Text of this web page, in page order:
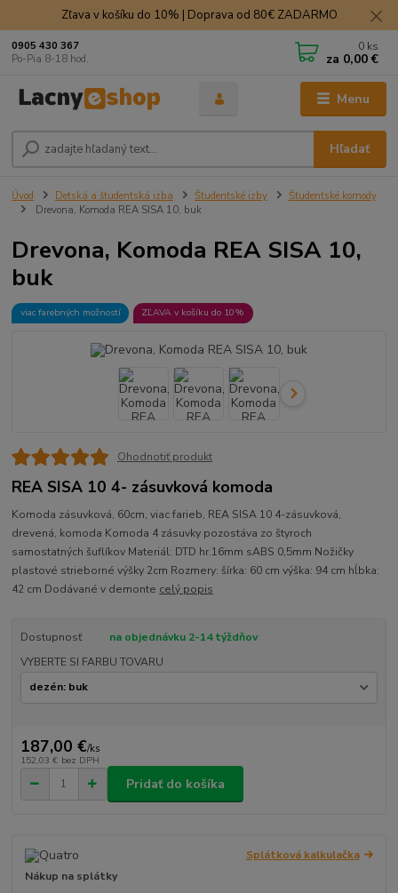
Zľava v košíku do 10% | Doprava od 80€ ZADARMO
Menu
Hľadať
0905 430 367
Po-Pia 8-18 hod.
0 ks
za 0,00 €
Úvod Detská a študentská izba Študentské izby
Študentské komody
Drevona, Komoda REA SISA 10, buk
Drevona, Komoda REA SISA 10,
buk
viac farebných možností ZĽAVA v košíku do 10%
Ohodnotiť produkt
REA SISA 10 4- zásuvková komoda
Komoda zásuvková, 60cm, viac farieb, REA SISA 10 4-zásuvková,
drevená, komoda Komoda 4 zásuvky pozostáva zo štyroch
samostatných šuflíkov Materiál: DTD hr.16mm sABS 0,5mm Nožičky
plastové strieborné výšky 2cm Rozmery: šírka: 60 cm výška: 94 cm hĺbka:
42 cm Dodávané v demonte celý popis
Dostupnosť
na objednávku 2-14 týždňov
VYBERTE SI FARBU TOVARU
187,00 €/ks
152,03 € bez DPH
Pridať do košíka
Splátková kalkulačka
Nákup na splátky